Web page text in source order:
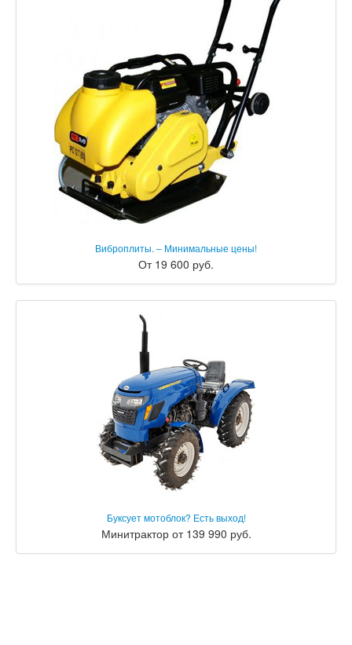
Виброплиты. – Минимальные цены!
От 19 600 руб.
Буксует мотоблок? Есть выход!
Минитрактор от 139 990 руб.